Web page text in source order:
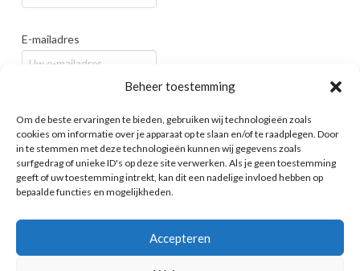
Beheer toestemming
Om de beste ervaringen te bieden, gebruiken wij technologieën zoals
cookies om informatie over je apparaat op te slaan en/of te raadplegen. Door
in te stemmen met deze technologieën kunnen wij gegevens zoals
surfgedrag of unieke ID's op deze site verwerken. Als je geen toestemming
geeft of uw toestemming intrekt, kan dit een nadelige invloed hebben op
bepaalde functies en mogelijkheden.
Accepteren
E-mailadres